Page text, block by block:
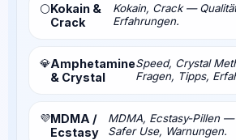
⚪Kokain &
Crack
Kokain, Crack —
Erfahrungen.
💎Amphetamine
& Crystal
Speed, Crystal
Fragen, Tipps,
💜MDMA /
Ecstasy
MDMA, Ecstasy-Pillen —
Safer Use, Warnungen.